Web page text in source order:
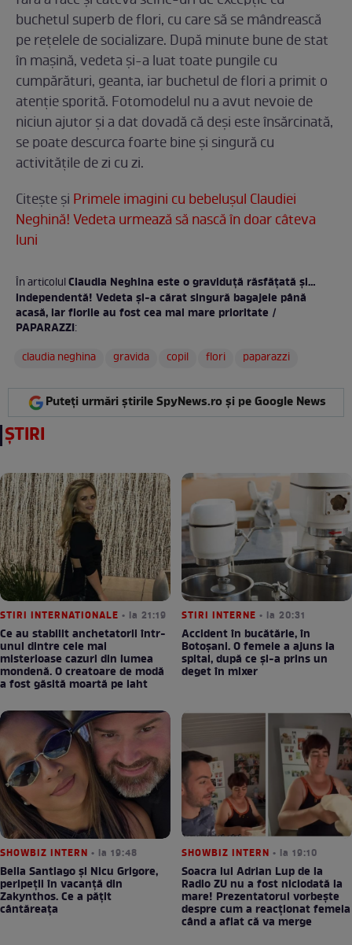
buchetul superb de flori, cu care să se mândrească
pe rețelele de socializare. După minute bune de stat
în mașină, vedeta și-a luat toate pungile cu
cumpărături, geanta, iar buchetul de flori a primit o
atenție sporită. Fotomodelul nu a avut nevoie de
niciun ajutor și a dat dovadă că deși este însărcinată,
se poate descurca foarte bine și singură cu
activitățile de zi cu zi.
Citește și Primele imagini cu bebelușul Claudiei
Neghină! Vedeta urmează să nască în doar câteva
luni
În articolulClaudia Neghina este o graviduță răsfățată și…
independentă! Vedeta și-a cărat singură bagajele până
acasă, iar florile au fost cea mai mare prioritate /
PAPARAZZI:
claudia neghina
gravida copil flori paparazzi
Puteți urmări știrile SpyNews.ro și pe Google News
ȘTIRI
STIRI INTERNATIONALE • la 21:19
Ce au stabilit anchetatorii într-
unul dintre cele mai
misterioase cazuri din lumea
mondenă. O creatoare de modă
a fost găsită moartă pe iaht
STIRI INTERNE • la 20:31
Accident în bucătărie, în
Botoșani. O femeie a ajuns la
spital, după ce și-a prins un
deget în mixer
SHOWBIZ INTERN • la 19:48
Bella Santiago și Nicu Grigore,
peripeții în vacanță din
Zakynthos. Ce a pățit
cântăreața
SHOWBIZ INTERN • la 19:10
Soacra lui Adrian Lup de la
Radio ZU nu a fost niciodată la
mare! Prezentatorul vorbește
despre cum a reacționat femeia
când a aflat că va merge